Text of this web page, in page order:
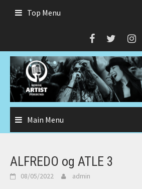
Top Menu
Main Menu
ALFREDO og ATLE 3
08/05/2022 admin